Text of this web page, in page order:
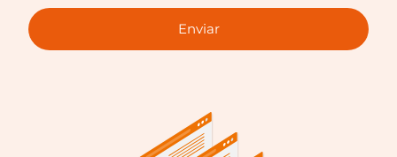
Enviar